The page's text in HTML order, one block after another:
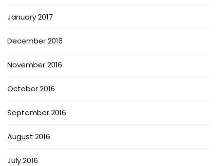
January 2017
December 2016
November 2016
October 2016
September 2016
August 2016
July 2016